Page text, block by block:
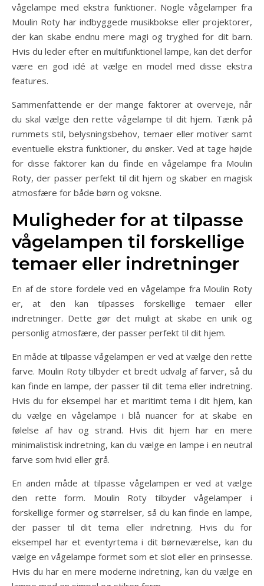
vågelampe med ekstra funktioner. Nogle vågelamper fra
Moulin Roty har indbyggede musikbokse eller projektorer,
der kan skabe endnu mere magi og tryghed for dit barn.
Hvis du leder efter en multifunktionel lampe, kan det derfor
være en god idé at vælge en model med disse ekstra
features.
Sammenfattende er der mange faktorer at overveje, når
du skal vælge den rette vågelampe til dit hjem. Tænk på
rummets stil, belysningsbehov, temaer eller motiver samt
eventuelle ekstra funktioner, du ønsker. Ved at tage højde
for disse faktorer kan du finde en vågelampe fra Moulin
Roty, der passer perfekt til dit hjem og skaber en magisk
atmosfære for både børn og voksne.
Muligheder for at tilpasse
vågelampen til forskellige
temaer eller indretninger
En af de store fordele ved en vågelampe fra Moulin Roty
er, at den kan tilpasses forskellige temaer eller
indretninger. Dette gør det muligt at skabe en unik og
personlig atmosfære, der passer perfekt til dit hjem.
En måde at tilpasse vågelampen er ved at vælge den rette
farve. Moulin Roty tilbyder et bredt udvalg af farver, så du
kan finde en lampe, der passer til dit tema eller indretning.
Hvis du for eksempel har et maritimt tema i dit hjem, kan
du vælge en vågelampe i blå nuancer for at skabe en
følelse af hav og strand. Hvis dit hjem har en mere
minimalistisk indretning, kan du vælge en lampe i en neutral
farve som hvid eller grå.
En anden måde at tilpasse vågelampen er ved at vælge
den rette form. Moulin Roty tilbyder vågelamper i
forskellige former og størrelser, så du kan finde en lampe,
der passer til dit tema eller indretning. Hvis du for
eksempel har et eventyrtema i dit børneværelse, kan du
vælge en vågelampe formet som et slot eller en prinsesse.
Hvis du har en mere moderne indretning, kan du vælge en